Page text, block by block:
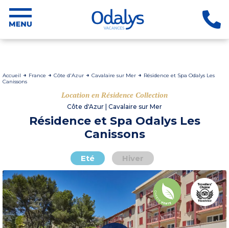
Accueil France Côte d'Azur Cavalaire sur Mer
Résidence et Spa Odalys Les
Canissons
Location en Résidence Collection
Côte d'Azur | Cavalaire sur Mer
Résidence et Spa Odalys Les
Canissons
Eté Hiver